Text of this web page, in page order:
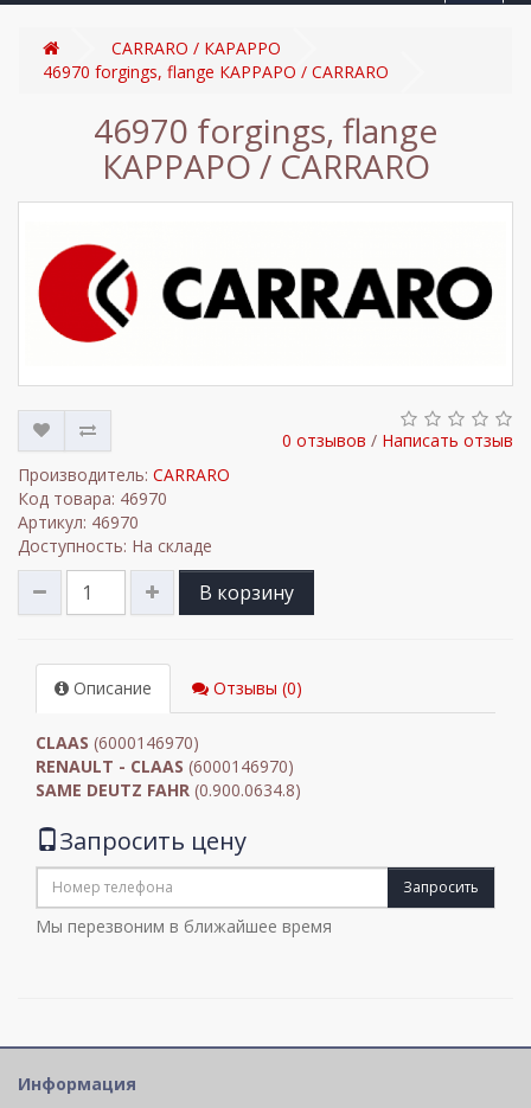
CARRARO / КАРАРРО
46970 forgings, flange КАРРАРО / CARRARO
46970 forgings, flange
КАРРАРО / CARRARO
0 отзывов / Написать отзыв
Производитель: CARRARO
Код товара: 46970
Артикул: 46970
Доступность: На складе
В корзину
Описание Отзывы (0)
CLAAS (6000146970)
RENAULT - CLAAS (6000146970)
SAME DEUTZ FAHR (0.900.0634.8)
Запросить цену
Запросить
Мы перезвоним в ближайшее время
Информация